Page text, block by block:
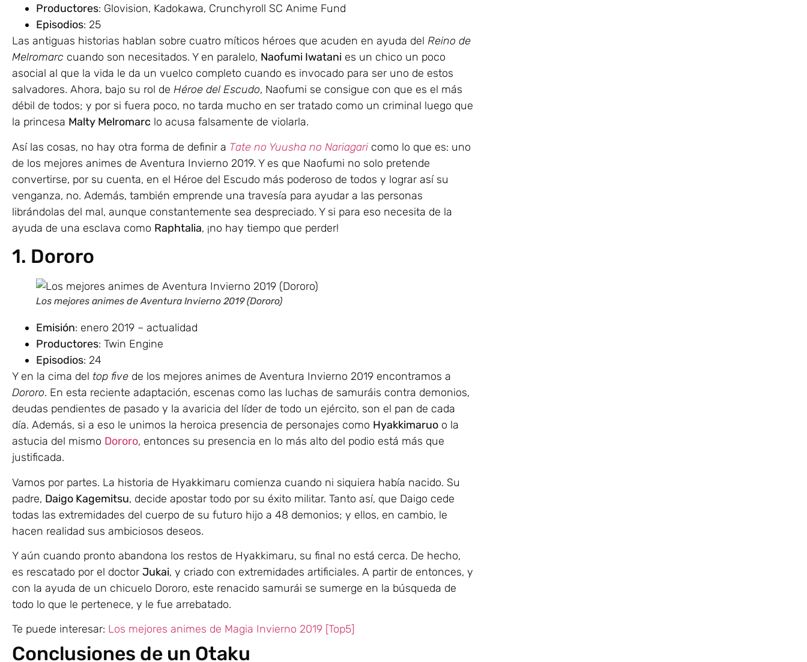
Productores: Glovision, Kadokawa, Crunchyroll SC Anime Fund
Episodios: 25
Las antiguas historias hablan sobre cuatro míticos héroes que acuden en ayuda del Reino de
Melromarc cuando son necesitados. Y en paralelo, Naofumi Iwatani es un chico un poco
asocial al que la vida le da un vuelco completo cuando es invocado para ser uno de estos
salvadores. Ahora, bajo su rol de Héroe del Escudo, Naofumi se consigue con que es el más
débil de todos; y por si fuera poco, no tarda mucho en ser tratado como un criminal luego que
la princesa Malty Melromarc lo acusa falsamente de violarla.
Así las cosas, no hay otra forma de definir a Tate no Yuusha no Nariagaricomo lo que es: uno
de los mejores animes de Aventura Invierno 2019. Y es que Naofumi no solo pretende
convertirse, por su cuenta, en el Héroe del Escudo más poderoso de todos y lograr así su
venganza, no. Además, también emprende una travesía para ayudar a las personas
librándolas del mal, aunque constantemente sea despreciado. Y si para eso necesita de la
ayuda de una esclava como Raphtalia, ¡no hay tiempo que perder!
1. Dororo
Los mejores animes de Aventura Invierno 2019 (Dororo)
Emisión: enero 2019 – actualidad
Productores: Twin Engine
Episodios: 24
Y en la cima del top five de los mejores animes de Aventura Invierno 2019 encontramos a
Dororo. En esta reciente adaptación, escenas como las luchas de samuráis contra demonios,
deudas pendientes de pasado y la avaricia del líder de todo un ejército, son el pan de cada
día. Además, si a eso le unimos la heroica presencia de personajes como Hyakkimaruo o la
astucia del mismo Dororo, entonces su presencia en lo más alto del podio está más que
justificada.
Vamos por partes. La historia de Hyakkimaru comienza cuando ni siquiera había nacido. Su
padre, Daigo Kagemitsu, decide apostar todo por su éxito militar. Tanto así, que Daigo cede
todas las extremidades del cuerpo de su futuro hijo a 48 demonios; y ellos, en cambio, le
hacen realidad sus ambiciosos deseos.
Y aún cuando pronto abandona los restos de Hyakkimaru, su final no está cerca. De hecho,
es rescatado por el doctor Jukai, y criado con extremidades artificiales. A partir de entonces, y
con la ayuda de un chicuelo Dororo, este renacido samurái se sumerge en la búsqueda de
todo lo que le pertenece, y le fue arrebatado.
Te puede interesar: Los mejores animes de Magia Invierno 2019 [Top5]
Conclusiones de un Otaku